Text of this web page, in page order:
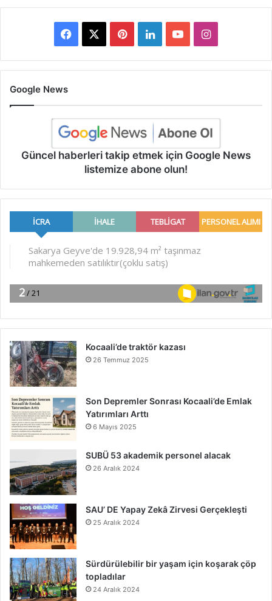
Facebook PinterestLinkedInYouTubeInstagram
Google News
Güncel haberleri takip etmek için Google News
listemize abone olun!
Kocaali’de traktör kazası
26 Temmuz 2025
Son Depremler Sonrası Kocaali’de Emlak
Yatırımları Arttı
6 Mayıs 2025
SUBÜ 53 akademik personel alacak
26 Aralık 2024
SAU’ DE Yapay Zekâ Zirvesi Gerçekleşti
25 Aralık 2024
Sürdürülebilir bir yaşam için koşarak çöp
topladılar
24 Aralık 2024